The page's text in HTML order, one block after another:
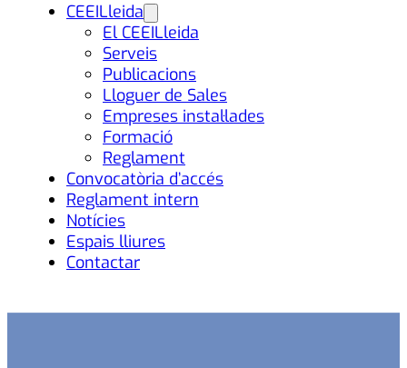
CEEILleida
El CEEILleida
Serveis
Publicacions
Lloguer de Sales
Empreses instal·lades
Formació
Reglament
Convocatòria d’accés
Reglament intern
Notícies
Espais lliures
Contactar